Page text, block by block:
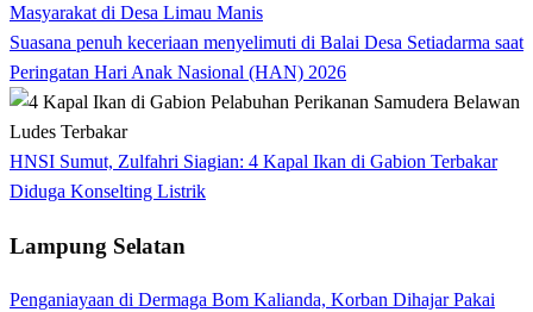
Masyarakat di Desa Limau Manis
Suasana penuh keceriaan menyelimuti di Balai Desa Setiadarma saat
Peringatan Hari Anak Nasional (HAN) 2026
HNSI Sumut, Zulfahri Siagian: 4 Kapal Ikan di Gabion Terbakar
Diduga Konselting Listrik
Lampung Selatan
Penganiayaan di Dermaga Bom Kalianda, Korban Dihajar Pakai